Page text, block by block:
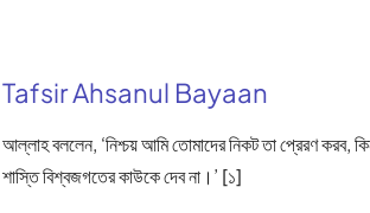
Tafsir Ahsanul Bayaan
আল্লাহ বললেন, ‘নিশ্চয় আমি তোমাদের নিকট তা প্রেরণ করব,
শাস্তি বিশ্বজগতের কাউকে দেব না।’ [১]